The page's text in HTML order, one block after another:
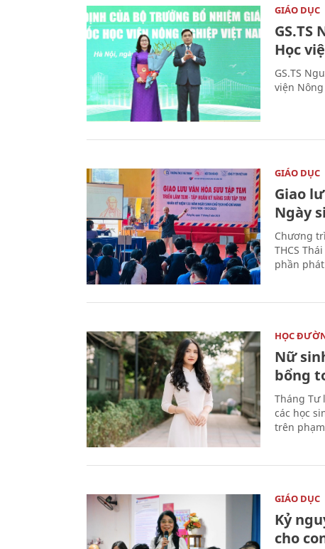
GIÁO DỤC
Học
GS.TS
viện
GIÁO DỤC
Giao
Ngày
Chương
THCS
phần
HỌC
Nữ
bổng
Tháng Tư
các học
trên
GIÁO DỤC
Kỷ
cho